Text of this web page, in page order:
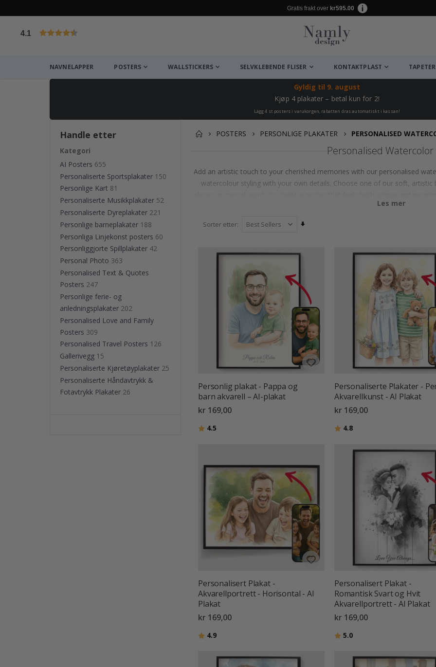
Gratis frakt over kr595.00
4.1
NAVNELAPPER POSTERS WALLSTICKERS SELVKLEBENDE FLISER KONTAKTPLAST TAPETER
Gyldig til 9. august
Kjøp 4 plakater – betal kun for 2!
Lägg 4 st posters i varukorgen, rabatten dras automatiskt i kassan!
POSTERS PERSONLIGE PLAKATER PERSONALISED
Personalised Watercolor
Add an artistic touch to your cherished memories with our personalised
watercolour styling with your own details. Choose one of our soft, artistic
inspired designs, from floral and pastel themes to bold washes of colour,
Each poster is made-to-order and printed on high-quality paper to ensure
on its own or in a frame. Whether it’s a thoughtful gift for a loved one
Les mer
Sorter etter
Personlig plakat - Pappa og
barn akvarell – AI-plakat
kr 169,00
Karakter:
4.5
Personaliserte Plakater -
Akvarellkunst - AI Plakat
kr 169,00
Karakter:
4.8av 5 mulige
Personalisert Plakat -
Akvarellportrett - Horisontal - AI
Plakat
kr 169,00
Karakter:
4.9
Personalisert Plakat -
Romantisk Svart og Hvit
Akvarellportrett - AI Plakat
kr 169,00
Karakter:
5.0av 5 mulige
Handle etter
Kategori
AI Posters 655
Personaliserte Sportsplakater 150
Personlige Kart 81
Personaliserte Musikkplakater 52
Personaliserte Dyreplakater 221
Personlige barneplakater 188
Personliga Linjekonst posters 60
Personliggjorte Spillplakater 42
Personal Photo 363
Personalised Text & Quotes
Posters 247
Personlige ferie- og
anledningsplakater 202
Personalised Love and Family
Posters 309
Personalised Travel Posters 126
Gallerivegg 15
Personaliserte Kjøretøyplakater 25
Personaliserte Håndavtrykk &
Fotavtrykk Plakater 26